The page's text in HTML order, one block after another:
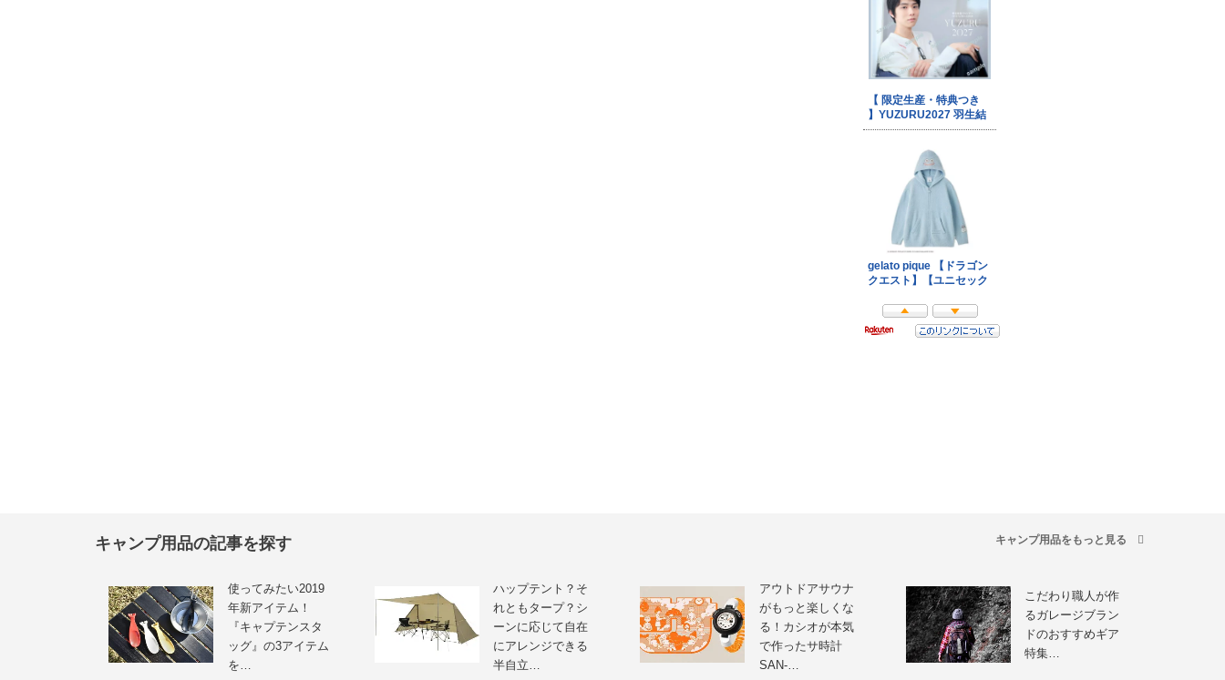
キャンプ用品の記事を探す キャンプ用品をもっと見る
使ってみたい2019
年新アイテム！
『キャプテンスタ
ッグ』の3アイテム
を…
ハップテント？そ
れともタープ？シ
ーンに応じて自在
にアレンジできる
半自立…
アウトドアサウナ
がもっと楽しくな
る！カシオが本気
で作ったサ時計
SAN-…
こだわり職人が作
るガレージブラン
ドのおすすめギア
特集…